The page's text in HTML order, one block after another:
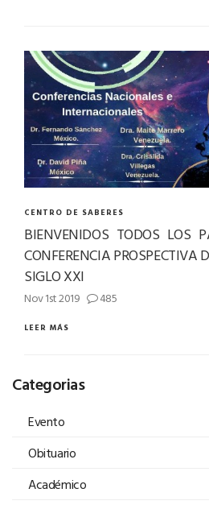
CENTRO DE SABERES
BIENVENIDOS TODOS LOS
CONFERENCIA PROSPECTIVA
SIGLO XXI
Nov 1st 2019 485
LEER MÁS
Categorias
Evento
Obituario
Académico